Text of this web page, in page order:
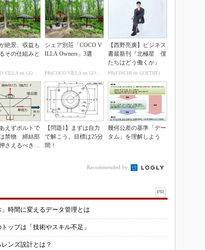
絶景、収益も
その仕組みと
PR(COCO VILLA on GOETHE)
シェア別荘「COCO V
ILLA Owners」3選
PR(COCO VILLA on GOETHE)
【西野亮廣】ビジネス
書最新刊『北極星 僕
たちはどう働くか』
PR(FINCHI on GOETHE)
あえずボルトで
禁物 締結部
さえるべき基
【問題1】まずは自力
で解こう。目標は25分
間！
幾何公差の基準「デー
タム」を理解しよう
Recommended by
PR
時間に変えるデータ管理とは
ップは「技術やスキル不足」
ンズ設計とは？